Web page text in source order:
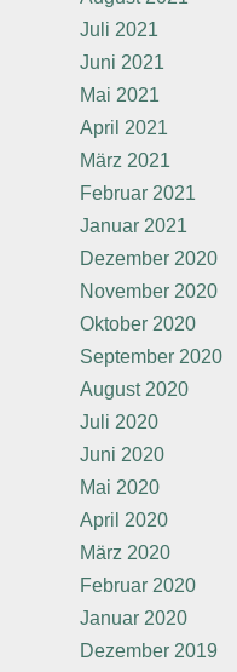
Juli 2021
Juni 2021
Mai 2021
April 2021
März 2021
Februar 2021
Januar 2021
Dezember 2020
November 2020
Oktober 2020
September 2020
August 2020
Juli 2020
Juni 2020
Mai 2020
April 2020
März 2020
Februar 2020
Januar 2020
Dezember 2019